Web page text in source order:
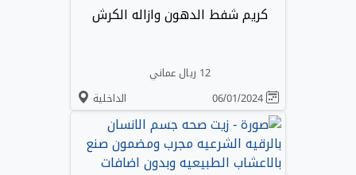
كريم شفط الدهون وازاله الكرش
12 ريال عماني
الداخلية